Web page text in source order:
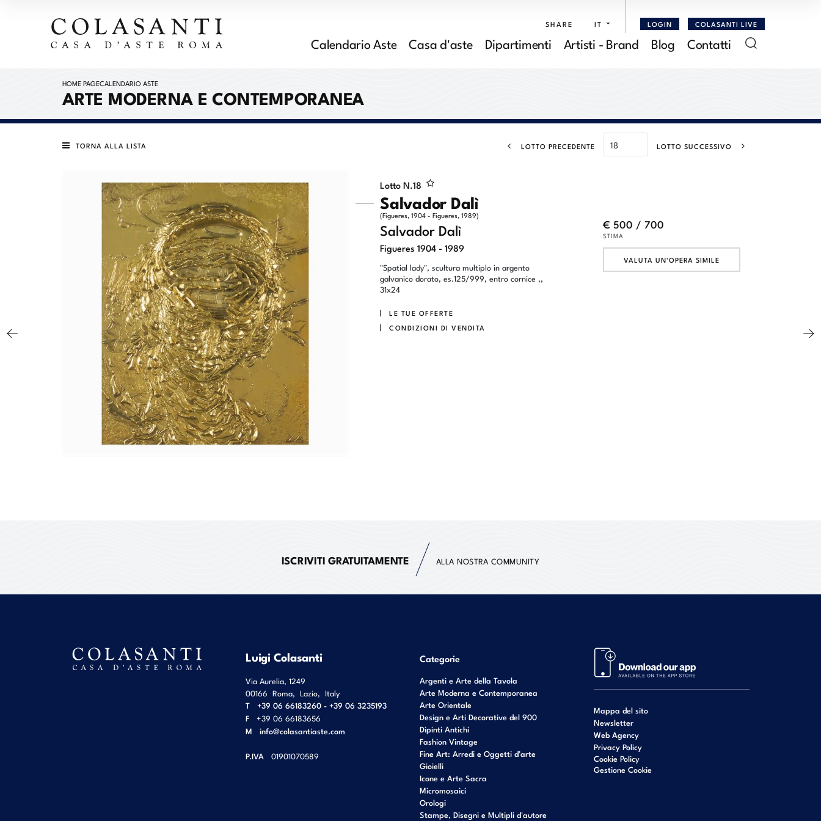
SHARE IT LOGIN COLASANTI LIVE
Calendario Aste Casa d'aste Dipartimenti Artisti - Brand Blog Contatti
HOME PAGECALENDARIO ASTE
ARTE MODERNA E CONTEMPORANEA
TORNA ALLA LISTA LOTTO PRECEDENTE LOTTO SUCCESSIVO
Lotto N.18
Salvador Dalì
(Figueres, 1904 - Figueres, 1989)
Salvador Dalì
Figueres 1904 - 1989
"Spatial lady", scultura multiplo in argento
galvanico dorato, es.125/999, entro cornice ,,
31x24
LE TUE OFFERTE
CONDIZIONI DI VENDITA
€ 500 / 700
STIMA
VALUTA UN'OPERA SIMILE
ISCRIVITI GRATUITAMENTE ALLA NOSTRA COMMUNITY
Luigi Colasanti
Via Aurelia, 1249
00166 Roma, Lazio, Italy
T
+39 06 66183260 - +39 06 3235193
F
+39 06 66183656
M info@colasantiaste.com
P.IVA 01901070589
Categorie
Argenti e Arte della Tavola
Arte Moderna e Contemporanea
Arte Orientale
Design e Arti Decorative del 900
Dipinti Antichi
Fashion Vintage
Fine Art: Arredi e Oggetti d’arte
Gioielli
Icone e Arte Sacra
Micromosaici
Orologi
Stampe, Disegni e Multipli d'autore
Mappa del sito
Newsletter
Web Agency
Privacy Policy
Cookie Policy
Gestione Cookie